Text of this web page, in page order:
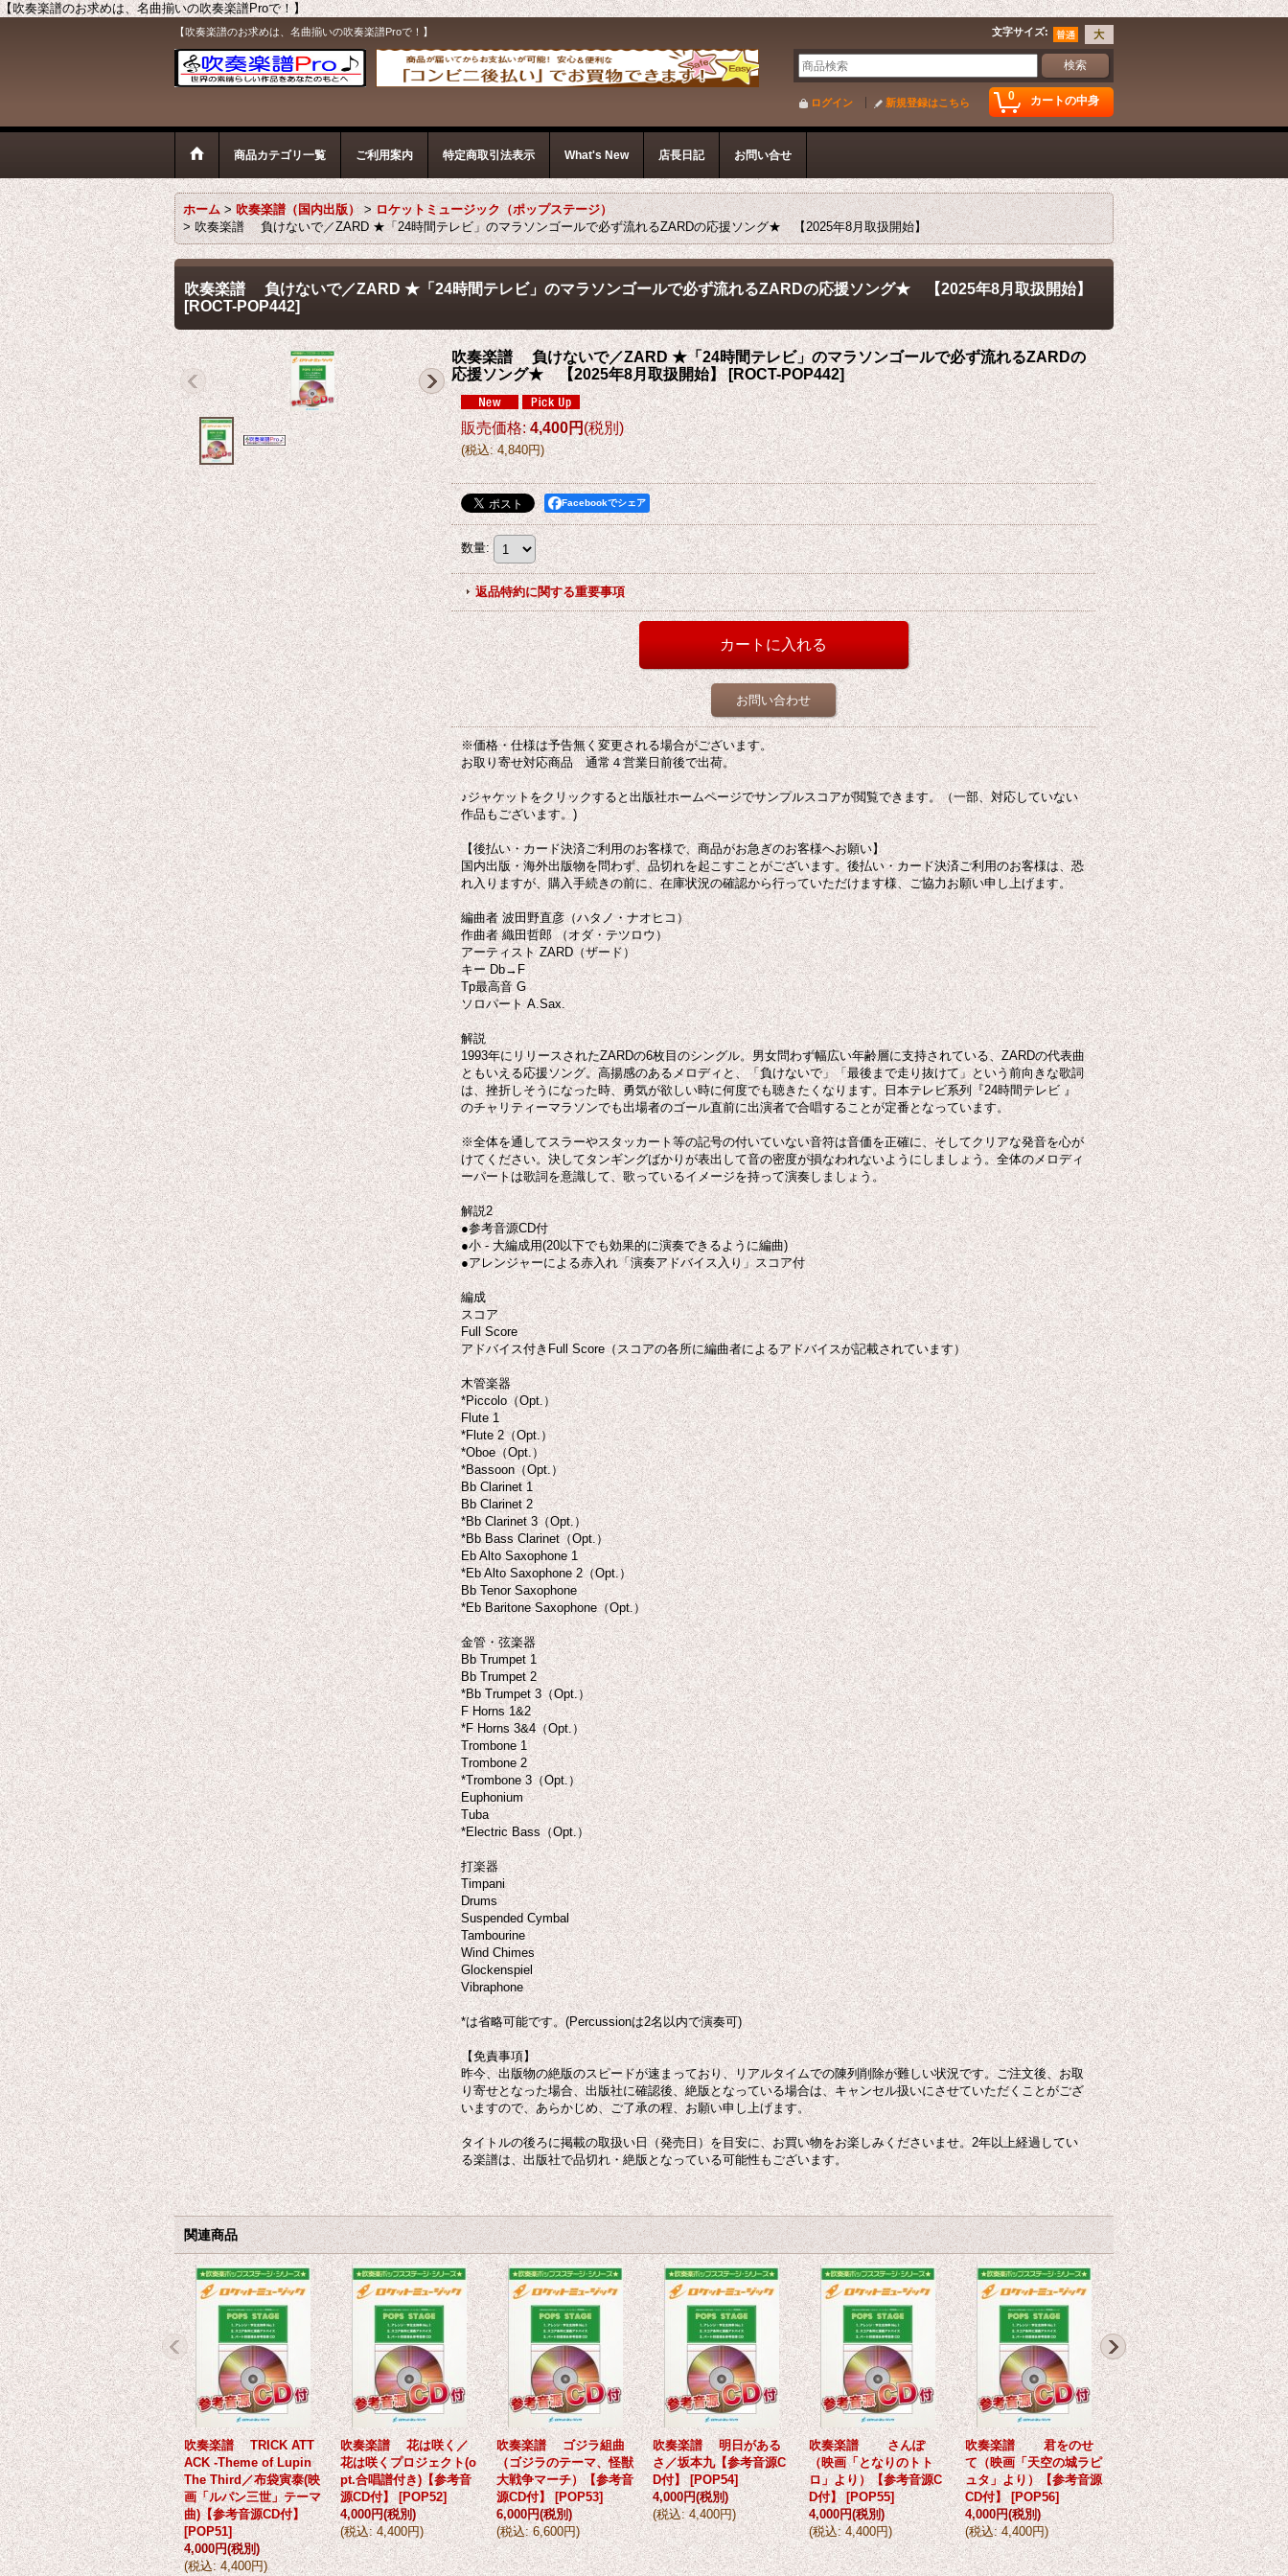
【吹奏楽譜のお求めは、名曲揃いの吹奏楽譜Proで！】
【吹奏楽譜のお求めは、名曲揃いの吹奏楽譜Proで！】 文字サイズ:
0 カートの中身
ログイン 新規登録はこちら
商品カテゴリ一覧 ご利用案内 特定商取引法表示 What's New 店長日記 お問い合せ
ホーム > 吹奏楽譜（国内出版） > ロケットミュージック（ポップステージ）
> 吹奏楽譜 負けないで／ZARD ★「24時間テレビ」のマラソンゴールで必ず流れるZARDの応援ソング★ 【2025年8月取扱開始】
吹奏楽譜 負けないで／ZARD ★「24時間テレビ」のマラソンゴールで必ず流れるZARDの応援ソング★ 【2025年8月取扱開始】
[ROCT-POP442]
吹奏楽譜 負けないで／ZARD ★「24時間テレビ」のマラソンゴールで必ず流れるZARDの
応援ソング★ 【2025年8月取扱開始】 [ROCT-POP442]
販売価格: 4,400円(税別)
(税込: 4,840円)
Facebookでシェア
数量:
返品特約に関する重要事項
お問い合わせ
※価格・仕様は予告無く変更される場合がございます。
お取り寄せ対応商品 通常４営業日前後で出荷。
♪ジャケットをクリックすると出版社ホームページでサンプルスコアが閲覧できます。（一部、対応していない
作品もございます。)
【後払い・カード決済ご利用のお客様で、商品がお急ぎのお客様へお願い】
国内出版・海外出版物を問わず、品切れを起こすことがございます。後払い・カード決済ご利用のお客様は、恐
れ入りますが、購入手続きの前に、在庫状況の確認から行っていただけます様、ご協力お願い申し上げます。
編曲者 波田野直彦（ハタノ・ナオヒコ）
作曲者 織田哲郎 （オダ・テツロウ）
アーティスト ZARD（ザード）
キー Db→F
Tp最高音 G
ソロパート A.Sax.
解説
1993年にリリースされたZARDの6枚目のシングル。男女問わず幅広い年齢層に支持されている、ZARDの代表曲
ともいえる応援ソング。高揚感のあるメロディと、「負けないで」「最後まで走り抜けて」という前向きな歌詞
は、挫折しそうになった時、勇気が欲しい時に何度でも聴きたくなります。日本テレビ系列『24時間テレビ 』
のチャリティーマラソンでも出場者のゴール直前に出演者で合唱することが定番となっています。
※全体を通してスラーやスタッカート等の記号の付いていない音符は音価を正確に、そしてクリアな発音を心が
けてください。決してタンギングばかりが表出して音の密度が損なわれないようにしましょう。全体のメロディ
ーパートは歌詞を意識して、歌っているイメージを持って演奏しましょう。
解説2
●参考音源CD付
●小 - 大編成用(20以下でも効果的に演奏できるように編曲)
●アレンジャーによる赤入れ「演奏アドバイス入り」スコア付
編成
スコア
Full Score
アドバイス付きFull Score（スコアの各所に編曲者によるアドバイスが記載されています）
木管楽器
*Piccolo（Opt.）
Flute 1
*Flute 2（Opt.）
*Oboe（Opt.）
*Bassoon（Opt.）
Bb Clarinet 1
Bb Clarinet 2
*Bb Clarinet 3（Opt.）
*Bb Bass Clarinet（Opt.）
Eb Alto Saxophone 1
*Eb Alto Saxophone 2（Opt.）
Bb Tenor Saxophone
*Eb Baritone Saxophone（Opt.）
金管・弦楽器
Bb Trumpet 1
Bb Trumpet 2
*Bb Trumpet 3（Opt.）
F Horns 1&2
*F Horns 3&4（Opt.）
Trombone 1
Trombone 2
*Trombone 3（Opt.）
Euphonium
Tuba
*Electric Bass（Opt.）
打楽器
Timpani
Drums
Suspended Cymbal
Tambourine
Wind Chimes
Glockenspiel
Vibraphone
*は省略可能です。(Percussionは2名以内で演奏可)
【免責事項】
昨今、出版物の絶版のスピードが速まっており、リアルタイムでの陳列削除が難しい状況です。ご注文後、お取
り寄せとなった場合、出版社に確認後、絶版となっている場合は、キャンセル扱いにさせていただくことがござ
いますので、あらかじめ、ご了承の程、お願い申し上げます。
タイトルの後ろに掲載の取扱い日（発売日）を目安に、お買い物をお楽しみくださいませ。2年以上経過してい
る楽譜は、出版社で品切れ・絶版となっている可能性もございます。
関連商品
吹奏楽譜 TRICK ATT
ACK -Theme of Lupin
The Third／布袋寅泰(映
画「ルパン三世」テーマ
曲)【参考音源CD付】
[POP51]
4,000円(税別)
(税込: 4,400円)
吹奏楽譜 花は咲く／
花は咲くプロジェクト(o
pt.合唱譜付き)【参考音
源CD付】 [POP52]
4,000円(税別)
(税込: 4,400円)
吹奏楽譜 ゴジラ組曲
（ゴジラのテーマ、怪獣
大戦争マーチ）【参考音
源CD付】[POP53]
6,000円(税別)
(税込: 6,600円)
吹奏楽譜 明日がある
さ／坂本九【参考音源C
D付】 [POP54]
4,000円(税別)
(税込: 4,400円)
吹奏楽譜 さんぽ
（映画「となりのトト
ロ」より）【参考音源C
D付】 [POP55]
4,000円(税別)
(税込: 4,400円)
吹奏楽譜 君をのせ
て（映画「天空の城ラピ
ュタ」より）【参考音源
CD付】 [POP56]
4,000円(税別)
(税込: 4,400円)
吹奏楽譜 妖怪ウォ
ッチメドレー(ようかい
体操第一、ゲラゲラポー
のうた、ダン・ダン ド
ゥビ・ズバー！)【参考
音源CD付】 [POP57]
6,000円(税別)
(税込: 6,600円)
(
(